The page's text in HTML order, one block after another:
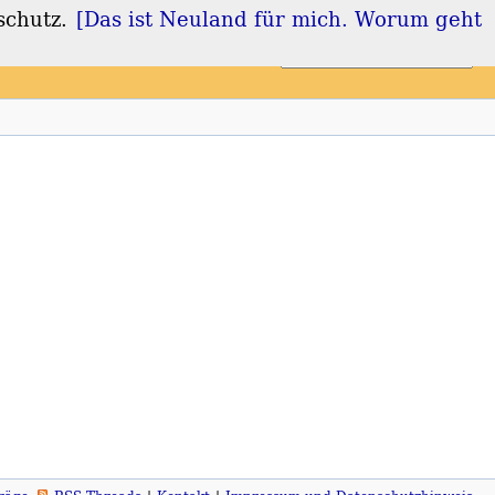
Login Registrieren
[Das ist Neuland für mich. Worum geht